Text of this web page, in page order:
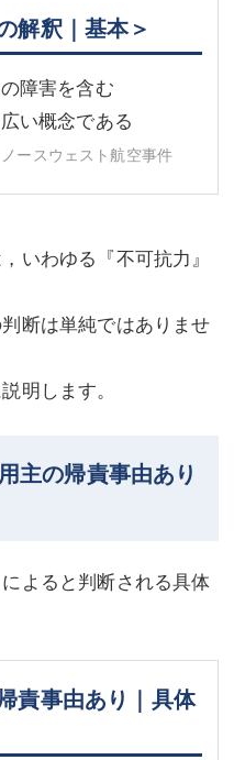
解釈｜基本＞
障害を含む
い概念である
ースウェスト航空事件
いわゆる『不可抗力』
断は単純ではありませ
明します。
主の帰責事由あり
よると判断される具体
責事由あり｜具体